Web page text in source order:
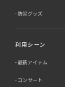
防災グッズ
利用シーン
最新アイテム
コンサート